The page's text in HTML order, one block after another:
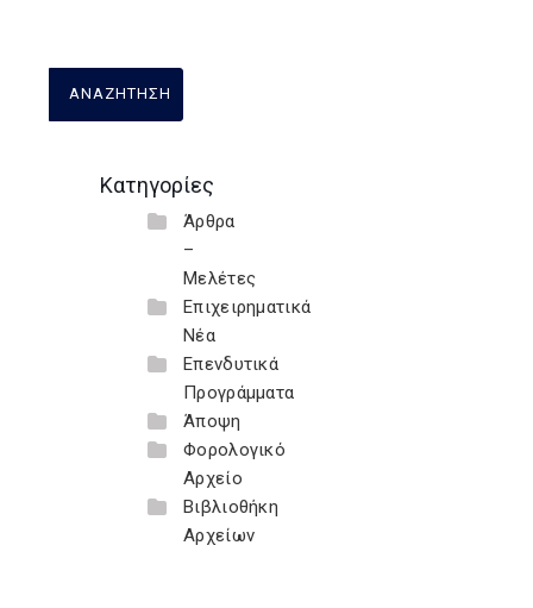
Κατηγορίες
Άρθρα
–
Μελέτες
Επιχειρηματικά
Νέα
Επενδυτικά
Προγράμματα
Άποψη
Φορολογικό
Αρχείο
Βιβλιοθήκη
Αρχείων